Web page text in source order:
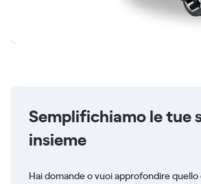
Semplifichiamo le tue
insieme
Hai domande o vuoi approfondire